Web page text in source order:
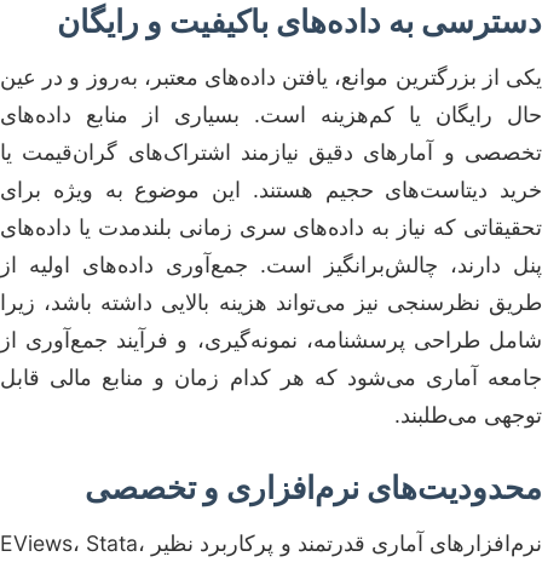
دسترسی به داده‌های باکیفیت و رایگان
یکی از بزرگترین موانع، یافتن داده‌های معتبر، به‌روز و در عین
حال رایگان یا کم‌هزینه است. بسیاری از منابع داده‌های
تخصصی و آمارهای دقیق نیازمند اشتراک‌های گران‌قیمت یا
خرید دیتاست‌های حجیم هستند. این موضوع به ویژه برای
تحقیقاتی که نیاز به داده‌های سری زمانی بلندمدت یا داده‌های
پنل دارند، چالش‌برانگیز است. جمع‌آوری داده‌های اولیه از
طریق نظرسنجی نیز می‌تواند هزینه بالایی داشته باشد، زیرا
شامل طراحی پرسشنامه، نمونه‌گیری، و فرآیند جمع‌آوری از
جامعه آماری می‌شود که هر کدام زمان و منابع مالی قابل
توجهی می‌طلبند.
محدودیت‌های نرم‌افزاری و تخصصی
نرم‌افزارهای آماری قدرتمند و پرکاربرد نظیر EViews، Stata،